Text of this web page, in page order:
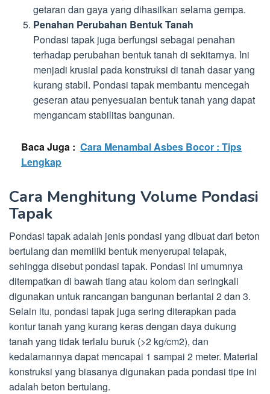
getaran dan gaya yang dihasilkan selama gempa.
Penahan Perubahan Bentuk Tanah
Pondasi tapak juga berfungsi sebagai penahan
terhadap perubahan bentuk tanah di sekitarnya. Ini
menjadi krusial pada konstruksi di tanah dasar yang
kurang stabil. Pondasi tapak membantu mencegah
geseran atau penyesuaian bentuk tanah yang dapat
mengancam stabilitas bangunan.
Baca Juga : Cara Menambal Asbes Bocor : Tips
Lengkap
Cara Menghitung Volume Pondasi
Tapak
Pondasi tapak adalah jenis pondasi yang dibuat dari beton
bertulang dan memiliki bentuk menyerupai telapak,
sehingga disebut pondasi tapak. Pondasi ini umumnya
ditempatkan di bawah tiang atau kolom dan seringkali
digunakan untuk rancangan bangunan berlantai 2 dan 3.
Selain itu, pondasi tapak juga sering diterapkan pada
kontur tanah yang kurang keras dengan daya dukung
tanah yang tidak terlalu buruk (>2 kg/cm2), dan
kedalamannya dapat mencapai 1 sampai 2 meter. Material
konstruksi yang biasanya digunakan pada pondasi tipe ini
adalah beton bertulang.